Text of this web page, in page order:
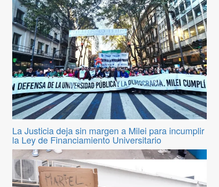
La Justicia deja sin margen a Milei para incumplir
la Ley de Financiamiento Universitario